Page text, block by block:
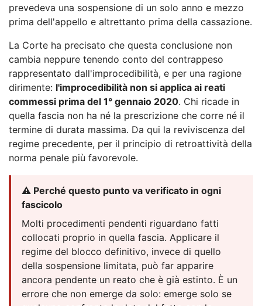
prevedeva una sospensione di un solo anno e mezzo
prima dell'appello e altrettanto prima della cassazione.
La Corte ha precisato che questa conclusione non
cambia neppure tenendo conto del contrappeso
rappresentato dall'improcedibilità, e per una ragione
dirimente: l'improcedibilità non si applica ai reati
commessi prima del 1° gennaio 2020. Chi ricade in
quella fascia non ha né la prescrizione che corre né il
termine di durata massima. Da qui la reviviscenza del
regime precedente, per il principio di retroattività della
norma penale più favorevole.
⚠️ Perché questo punto va verificato in ogni
fascicolo
Molti procedimenti pendenti riguardano fatti
collocati proprio in quella fascia. Applicare il
regime del blocco definitivo, invece di quello
della sospensione limitata, può far apparire
ancora pendente un reato che è già estinto. È un
errore che non emerge da solo: emerge solo se